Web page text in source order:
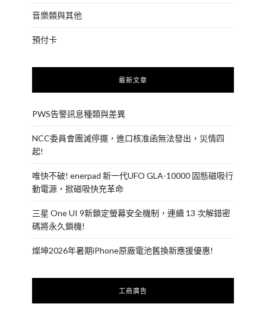
音樂類與其他
預付卡
最新文章
PWS告警訊息種類與差異
NCC委員會團滅停擺，進口核准函無法發出，災情四
起!
唯快不破! enerpad 新一代UFO GLA-10000 固態磁吸行
動電源，掀磁吸快充革命
三星 One UI 9新鎖定螢幕安全機制，連續 13 次解錯密
碼將永久鎖機!
燦坤2026年暑期iPhone原廠電池舊換新應援優惠!
工商廣告